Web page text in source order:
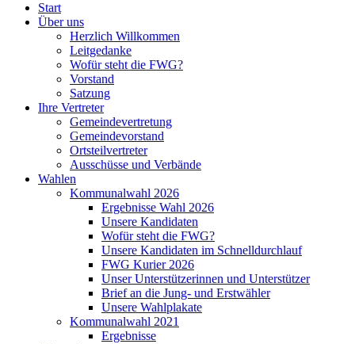
Start
Über uns
Herzlich Willkommen
Leitgedanke
Wofür steht die FWG?
Vorstand
Satzung
Ihre Vertreter
Gemeindevertretung
Gemeindevorstand
Ortsteilvertreter
Ausschüsse und Verbände
Wahlen
Kommunalwahl 2026
Ergebnisse Wahl 2026
Unsere Kandidaten
Wofür steht die FWG?
Unsere Kandidaten im Schnelldurchlauf
FWG Kurier 2026
Unser Unterstützerinnen und Unterstützer
Brief an die Jung- und Erstwähler
Unsere Wahlplakate
Kommunalwahl 2021
Ergebnisse